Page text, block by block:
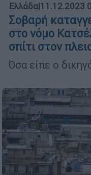
Ελλάδα|11.12.2023
Σοβαρή
στο νόμο
σπίτι στον
Όσα είπε ο